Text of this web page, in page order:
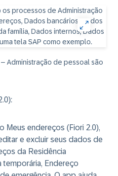
Administração de pessoal são
:
Meus endereços (Fiori 2.0),
e excluir seus dados de
da Residência
temporária, Endereço